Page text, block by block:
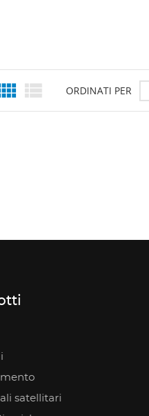
 ORDINATI PER
satellitari